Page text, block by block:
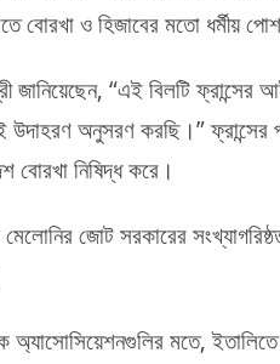
বোরখা ও হিজাবের মতো ধর্মীয়
জানিয়েছেন, “এই বিলটি
অনুসরণ করছি।” ফ্রান্সের
বোরখা নিষিদ্ধ করে।
মেলোনির জোট সরকারের
অ্যাসোসিয়েশনগুলির মতে,